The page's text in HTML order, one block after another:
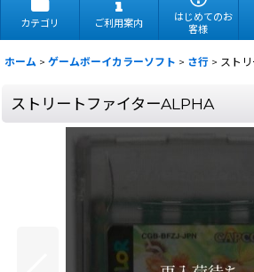
カテゴリ ご利用案内
はじめてのお
客様
ホーム > ゲームボーイカラーソフト > さ行 > スト
ストリートファイターALPHA